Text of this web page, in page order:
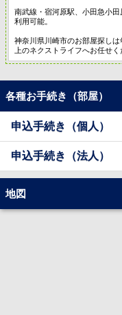
南武線・宿河原駅、小田急小
利用可能。
神奈川県川崎市のお部屋探し
上のネクストライフへお任せく
各種お手続き（部屋）
申込手続き（個人）
申込手続き（法人）
地図